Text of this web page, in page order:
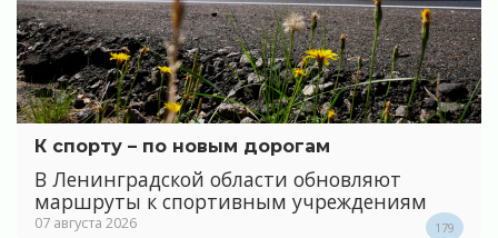
К спорту – по новым дорогам
В Ленинградской области обновляют
маршруты к спортивным учреждениям
07 августа 2026 179